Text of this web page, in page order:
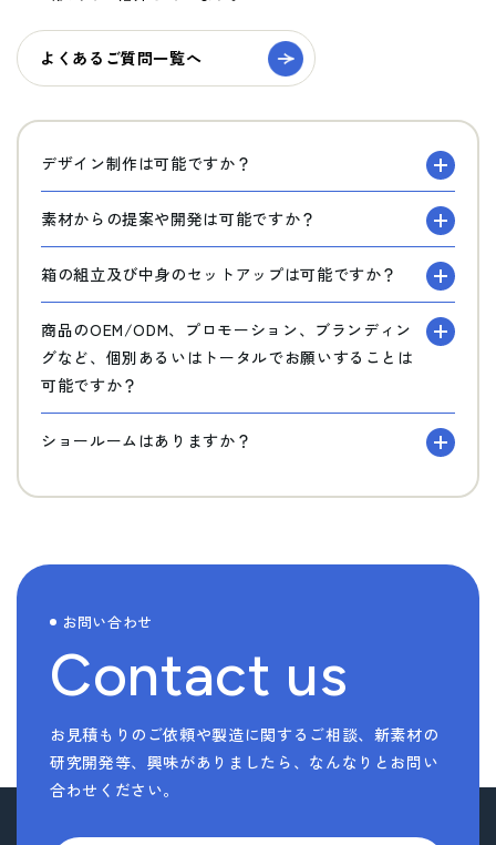
よくあるご質問一覧へ
デザイン制作は可能ですか？
素材からの提案や開発は可能ですか？
箱の組立及び中身のセットアップは可能ですか？
商品のOEM/ODM、プロモーション、ブランディン
グなど、個別あるいはトータルでお願いすることは
可能ですか？
ショールームはありますか？
お問い合わせ
Contact us
お見積もりのご依頼や製造に関するご相談、新素材の
研究開発等、 興味がありましたら、なんなりとお問い
合わせください。